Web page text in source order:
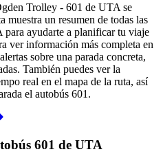
Trolley - 601 de UTA se
muestra un resumen de todas las
para ayudarte a planificar tu viaje
ver información más completa en
sobre una parada concreta,
También puedes ver la
real en el mapa de la ruta, así
el autobús 601.
601 de UTA